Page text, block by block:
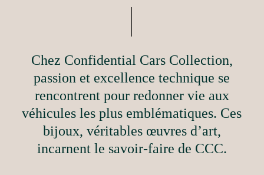
Chez Confidential Cars Collection,
passion et excellence technique se
rencontrent pour redonner vie aux
véhicules les plus emblématiques. Ces
bijoux, véritables œuvres d’art,
incarnent le savoir-faire de CCC.